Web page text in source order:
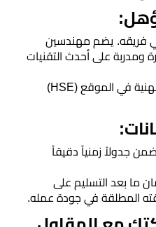
فريقه. يضم مهندسين
ومدربة على أحدث التقنيات
​الالتزام بأعلى معايير السلامة المهنية في الموقع (HSE)
جدولاً زمنياً دقيقاً
ما بعد التسليم على
المطلقة في جودة عمله.